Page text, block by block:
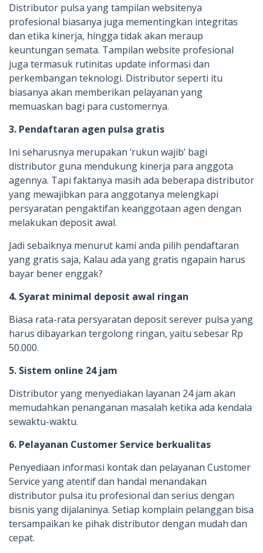
Distributor pulsa yang tampilan websitenya
profesional biasanya juga mementingkan integritas
dan etika kinerja, hingga tidak akan meraup
keuntungan semata. Tampilan website profesional
juga termasuk rutinitas update informasi dan
perkembangan teknologi. Distributor seperti itu
biasanya akan memberikan pelayanan yang
memuaskan bagi para customernya.
3. Pendaftaran agen pulsa gratis
Ini seharusnya merupakan ‘rukun wajib’ bagi
distributor guna mendukung kinerja para anggota
agennya. Tapi faktanya masih ada beberapa distributor
yang mewajibkan para anggotanya melengkapi
persyaratan pengaktifan keanggotaan agen dengan
melakukan deposit awal.
Jadi sebaiknya menurut kami anda pilih pendaftaran
yang gratis saja, Kalau ada yang gratis ngapain harus
bayar bener enggak?
4. Syarat minimal deposit awal ringan
Biasa rata-rata persyaratan deposit serever pulsa yang
harus dibayarkan tergolong ringan, yaitu sebesar Rp
50.000.
5. Sistem online 24 jam
Distributor yang menyediakan layanan 24 jam akan
memudahkan penanganan masalah ketika ada kendala
sewaktu-waktu.
6. Pelayanan Customer Service berkualitas
Penyediaan informasi kontak dan pelayanan Customer
Service yang atentif dan handal menandakan
distributor pulsa itu profesional dan serius dengan
bisnis yang dijalaninya. Setiap komplain pelanggan bisa
tersampaikan ke pihak distributor dengan mudah dan
cepat.